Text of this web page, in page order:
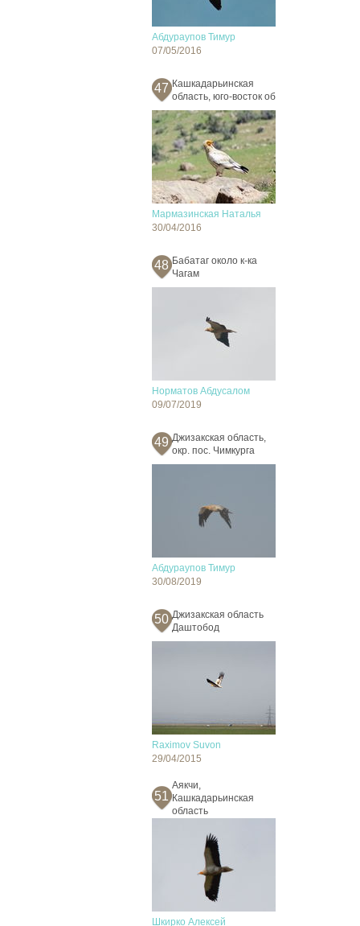
Абдураупов Тимур
07/05/2016
47 Кашкадарьинская
область, юго-восток об
Мармазинская Наталья
30/04/2016
48 Бабатаг около к-ка
Чагам
Норматов Абдусалом
09/07/2019
49 Джизакская область,
окр. пос. Чимкурга
Абдураупов Тимур
30/08/2019
50 Джизакская область
Даштобод
Raximov Suvon
29/04/2015
51
Аякчи,
Кашкадарьинская
область
Шкирко Алексей